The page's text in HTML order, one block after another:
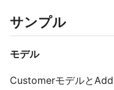
サンプル
モデル
Customerモデルと